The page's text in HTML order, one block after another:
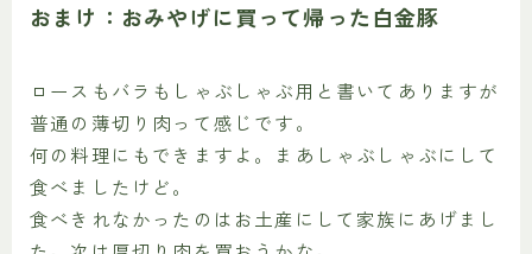
おまけ：おみやげに買って帰った白金豚
ロースもバラもしゃぶしゃぶ用と書いてありますが
普通の薄切り肉って感じです。
何の料理にもできますよ。まあしゃぶしゃぶにして
食べましたけど。
食べきれなかったのはお土産にして家族にあげまし